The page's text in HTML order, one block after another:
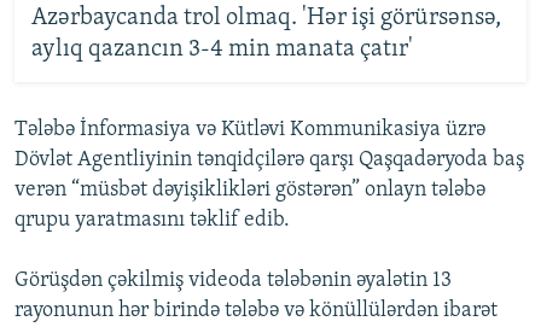
Azərbaycanda trol olmaq. 'Hər işi görürsənsə,
aylıq qazancın 3-4 min manata çatır'
Tələbə İnformasiya və Kütləvi Kommunikasiya üzrə
Dövlət Agentliyinin tənqidçilərə qarşı Qaşqadəryoda baş
verən “müsbət dəyişiklikləri göstərən” onlayn tələbə
qrupu yaratmasını təklif edib.
Görüşdən çəkilmiş videoda tələbənin əyalətin 13
rayonunun hər birində tələbə və könüllülərdən ibarət